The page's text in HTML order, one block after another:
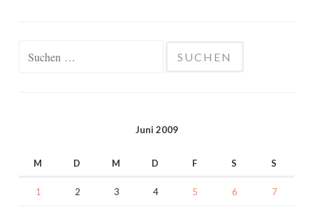
Juni 2009
M D M D F S S
1 2 3 4 5 6 7